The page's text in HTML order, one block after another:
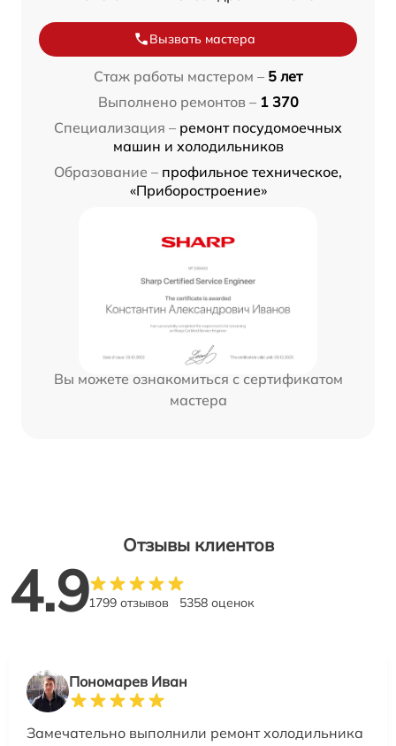
Вызвать мастера
Стаж работы мастером – 5 лет
Выполнено ремонтов – 1 370
Специализация – ремонт посудомоечных
машин и холодильников
Образование – профильное техническое,
«Приборостроение»
Вы можете ознакомиться с сертификатом
мастера
Отзывы клиентов
4.91799 отзывов 5358 оценок
Пономарев Иван
Замечательно выполнили ремонт холодильника